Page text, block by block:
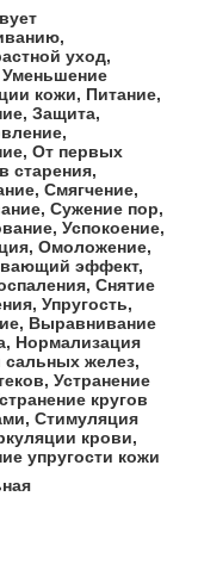
уход,
кожи, Питание,
Защита,
От первых
старения,
Смягчение,
Сужение пор,
Успокоение,
Омоложение,
эффект,
Снятие
Упругость,
Выравнивание
Нормализация
сальных желез,
Устранение
кругов
Стимуляция
крови,
упругости кожи